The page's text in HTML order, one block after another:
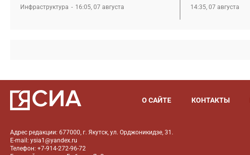
Инфраструктура 16:05, 07 августа 14:35, 07 августа
О САЙТЕ КОНТАКТЫ
Адрес редакции: 677000, г. Якутск, ул. Орджоникидзе, 31.
E-mail: ysia1@yandex.ru
Телефон: +7-914-272-96-72